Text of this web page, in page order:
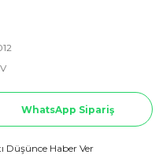
WhatsApp Sipariş
Düşünce Haber Ver